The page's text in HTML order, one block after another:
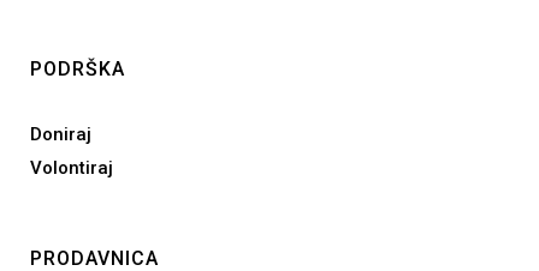
PODRŠKA
Doniraj
Volontiraj
PRODAVNICA